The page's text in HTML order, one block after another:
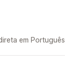
em Português